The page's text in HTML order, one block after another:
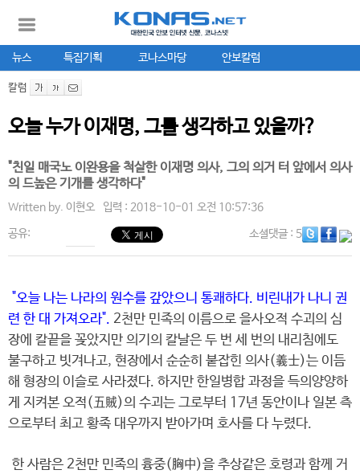
뉴스 특집기획 코나스마당 안보칼럼
칼럼
오늘 누가 이재명, 그를 생각하고 있을까?
"친일 매국노 이완용을 척살한 이재명 의사, 그의 의거 터 앞에서 의사
의 드높은 기개를 생각하다"
Written by. 이현오 입력 : 2018-10-01 오전 10:57:36
공유: 소셜댓글: 5
"오늘 나는 나라의 원수를 갚았으니 통쾌하다. 비린내가 나니 권
련 한 대 가져오라". 2천만 민족의 이름으로 을사오적 수괴의 심
장에 칼끝을 꽂았지만 의기의 칼날은 두 번 세 번의 내리침에도
불구하고 빗겨나고, 현장에서 순순히 붙잡힌 의사(義士)는 이듬
해 형장의 이슬로 사라졌다. 하지만 한일병합 과정을 득의양양하
게 지켜본 오적(五賊)의 수괴는 그로부터 17년 동안이나 일본 측
으로부터 최고 황족 대우까지 받아가며 호사를 다 누렸다.
한 사람은 2천만 민족의 흉중(胸中)을 추상같은 호령과 함께 거